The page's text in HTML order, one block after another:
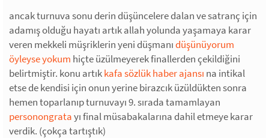
ancak turnuva sonu derin düşüncelere dalan ve satranç için
adamış olduğu hayatı artık allah yolunda yaşamaya karar
veren mekkeli müşriklerin yeni düşmanıdüşünüyorum
öyleyse yokum hiçte üzülmeyerek finallerden çekildiğini
belirtmiştir. konu artıkkafa sözlük haber ajansı na intikal
etse de kendisi için onun yerine birazcık üzüldükten sonra
hemen toparlanıp turnuvayı 9. sırada tamamlayan
personongratayı final müsabakalarına dahil etmeye karar
verdik. (çokça tartıştık)